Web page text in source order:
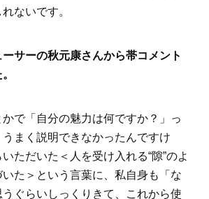
ないです。
サーの秋元康さんから帯コメント
で「自分の魅力は何ですか？」っ
まく説明できなかったんですけ
ただいた＜人を受け入れる“隙”のよ
いた＞という言葉に、私自身も「な
ぐらいしっくりきて、これから使